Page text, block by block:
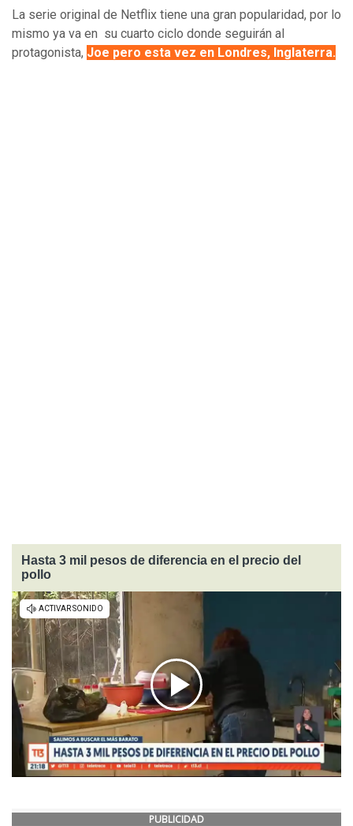
La serie original de Netflix tiene una gran popularidad, por lo
mismo ya va en su cuarto ciclo donde seguirán al
protagonista, Joe pero esta vez en Londres, Inglaterra.
Hasta 3 mil pesos de diferencia en el precio del
pollo
PUBLICIDAD